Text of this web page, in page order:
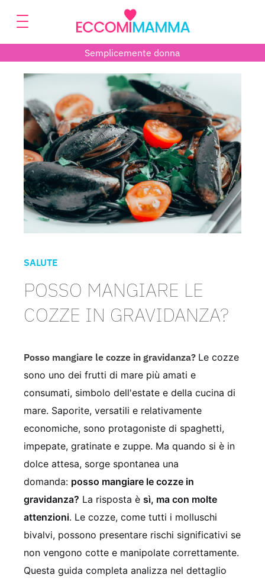
Semplicemente donna
SALUTE
POSSO MANGIARE LE
COZZE IN GRAVIDANZA?
Posso mangiare le cozze in gravidanza? Le cozze
sono uno dei frutti di mare più amati e
consumati, simbolo dell'estate e della cucina di
mare. Saporite, versatili e relativamente
economiche, sono protagoniste di spaghetti,
impepate, gratinate e zuppe. Ma quando si è in
dolce attesa, sorge spontanea una
domanda: posso mangiare le cozze in
gravidanza? La risposta è sì, ma con molte
attenzioni. Le cozze, come tutti i molluschi
bivalvi, possono presentare rischi significativi se
non vengono cotte e manipolate correttamente.
Questa guida completa analizza nel dettaglio